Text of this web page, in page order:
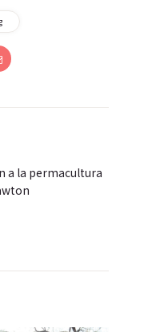
a la permacultura